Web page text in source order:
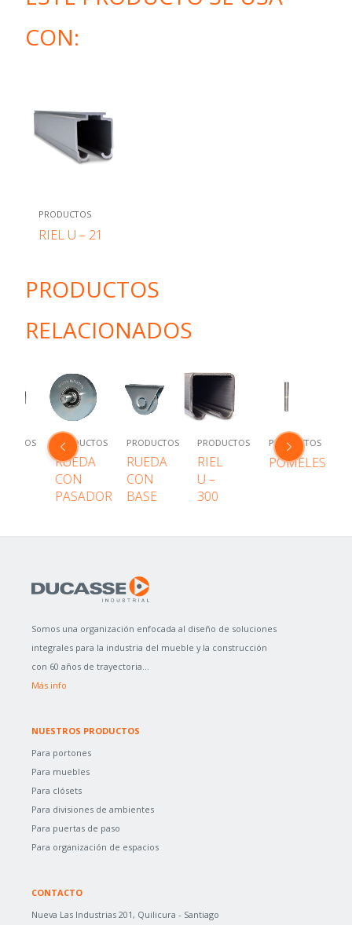
CON:
PRODUCTOS
RIEL U – 21
PRODUCTOS
RELACIONADOS
PRODUCTOS
RUEDA
CON
PASADOR
PRODUCTOS
RUEDA
CON
BASE
PRODUCTOS
RIEL
U –
300
PRODUCTOS
POMELES
Somos una organización enfocada al diseño de soluciones
integrales para la industria del mueble y la construcción
con 60 años de trayectoria...
Más info
NUESTROS PRODUCTOS
Para portones
Para muebles
Para clósets
Para divisiones de ambientes
Para puertas de paso
Para organización de espacios
CONTACTO
Nueva Las Industrias 201, Quilicura - Santiago